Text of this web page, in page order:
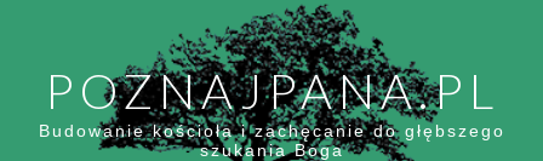
POZNAJPANA.PL
Budowanie kościoła i zachęcanie do głębszego
szukania Boga